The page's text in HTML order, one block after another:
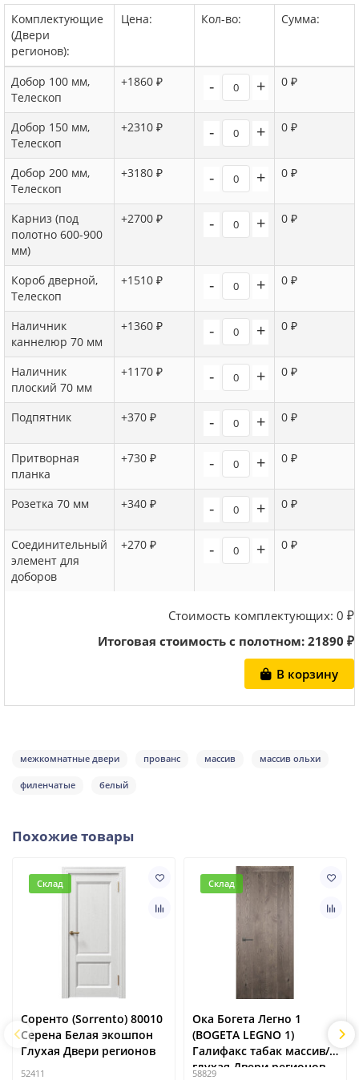
Комплектующие
(Двери
регионов):
Цена: Кол-во: Сумма:
Добор 100 мм,
Телескоп
+1860 ₽ - + 0 ₽
Добор 150 мм,
Телескоп
+2310 ₽ - + 0 ₽
Добор 200 мм,
Телескоп
+3180 ₽ - + 0 ₽
Карниз (под
полотно 600-900
мм)
+2700 ₽ - + 0 ₽
Короб дверной,
Телескоп
+1510 ₽ - + 0 ₽
Наличник
каннелюр 70 мм
+1360 ₽ - + 0 ₽
Наличник
плоский 70 мм
+1170 ₽ - + 0 ₽
Подпятник +370 ₽ - + 0 ₽
Притворная
планка
+730 ₽ - + 0 ₽
Розетка 70 мм +340 ₽ - + 0 ₽
Соединительный
элемент для
доборов
+270 ₽ - + 0 ₽
Стоимость комплектующих: 0 ₽
Итоговая стоимость с полотном:21890 ₽
В корзину
межкомнатные двери прованс массив массив ольхи
филенчатые белый
Похожие товары
Склад
Соренто (Sorrento) 80010
Серена Белая экошпон
Глухая Двери регионов
52411
Склад
Ока Богета Легно 1
(BOGETA LEGNO 1)
Галифакс табак массив/
глухая Двери регионов
58829